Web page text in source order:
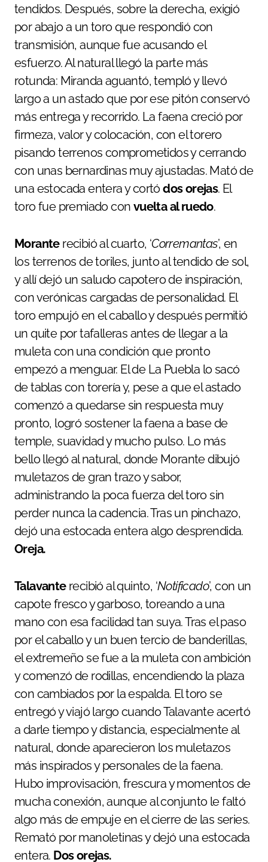
tendidos. Después, sobre la derecha, exigió
por abajo a un toro que respondió con
transmisión, aunque fue acusando el
esfuerzo. Al natural llegó la parte más
rotunda: Miranda aguantó, templó y llevó
largo a un astado que por ese pitón conservó
más entrega y recorrido. La faena creció por
firmeza, valor y colocación, con el torero
pisando terrenos comprometidos y cerrando
con unas bernardinas muy ajustadas. Mató de
una estocada entera y cortódos orejas. El
toro fue premiado con vuelta al ruedo.
Morante recibió al cuarto, ‘Corremantas’, en
los terrenos de toriles, junto al tendido de sol,
y allí dejó un saludo capotero de inspiración,
con verónicas cargadas de personalidad. El
toro empujó en el caballo y después permitió
un quite por tafalleras antes de llegar a la
muleta con una condición que pronto
empezó a menguar. El de La Puebla lo sacó
de tablas con torería y, pese a que el astado
comenzó a quedarse sin respuesta muy
pronto, logró sostener la faena a base de
temple, suavidad y mucho pulso. Lo más
bello llegó al natural, donde Morante dibujó
muletazos de gran trazo y sabor,
administrando la poca fuerza del toro sin
perder nunca la cadencia. Tras un pinchazo,
dejó una estocada entera algo desprendida.
Oreja.
Talavante recibió al quinto, ‘Notificado’, con un
capote fresco y garboso, toreando a una
mano con esa facilidad tan suya. Tras el paso
por el caballo y un buen tercio de banderillas,
el extremeño se fue a la muleta con ambición
y comenzó de rodillas, encendiendo la plaza
con cambiados por la espalda. El toro se
entregó y viajó largo cuando Talavante acertó
a darle tiempo y distancia, especialmente al
natural, donde aparecieron los muletazos
más inspirados y personales de la faena.
Hubo improvisación, frescura y momentos de
mucha conexión, aunque al conjunto le faltó
algo más de empuje en el cierre de las series.
Remató por manoletinas y dejó una estocada
entera. Dos orejas.